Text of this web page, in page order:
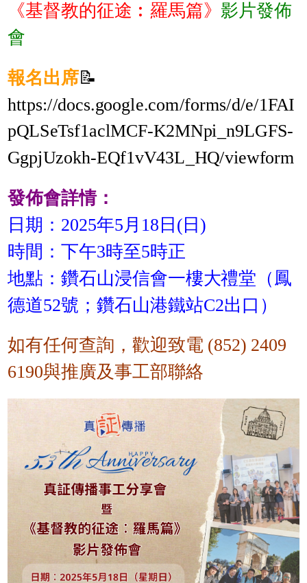
《基督教的征途︰羅馬篇》影片發佈
會
報名出席📝
https://docs.google.com/forms/d/e/1FAI
pQLSeTsf1aclMCF-K2MNpi_n9LGFS-
GgpjUzokh-EQf1vV43L_HQ/viewform
發佈會詳情：
日期：2025年5月18日(日)
時間：下午3時至5時正
地點：鑽石山浸信會一樓大禮堂（鳳
德道52號；鑽石山港鐵站C2出口）
如有任何查詢，歡迎致電 (852) 2409
6190與推廣及事工部聯絡